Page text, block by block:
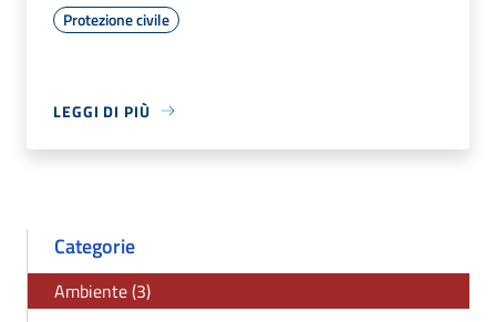
Protezione civile
LEGGI DI PIÙ
Categorie
Ambiente (3)